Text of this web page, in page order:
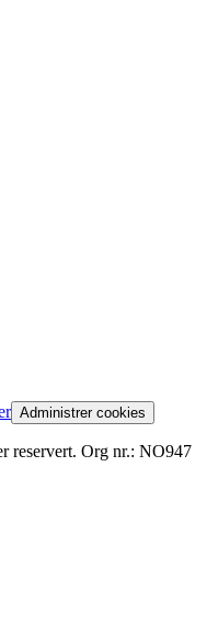
Administrer cookies
reservert. Org nr.: NO947